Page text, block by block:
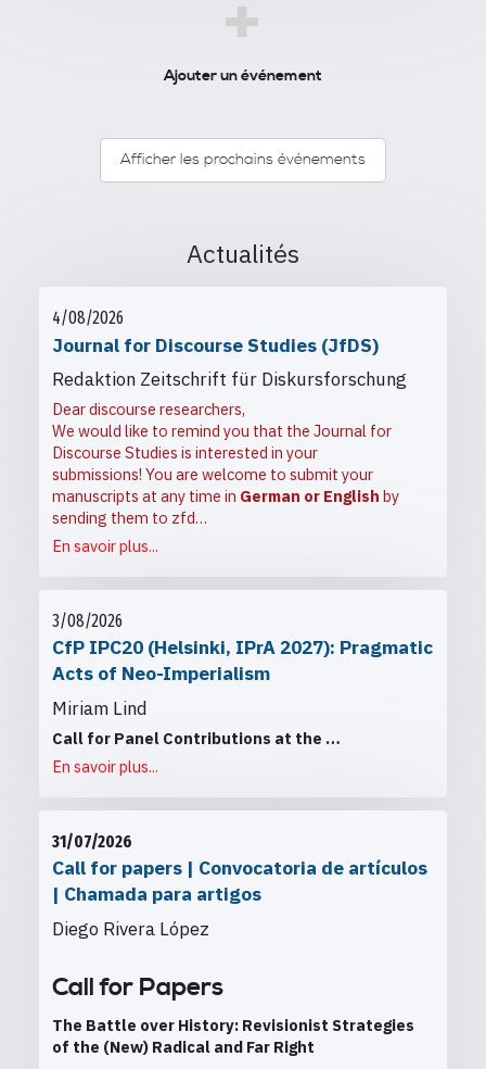
+
Ajouter un événement
Afficher les prochains événements
Actualités
4/08/2026
Journal for Discourse Studies (JfDS)
Redaktion Zeitschrift für Diskursforschung
Dear discourse researchers,
We would like to remind you that the Journal for
Discourse Studies is interested in your
submissions! You are welcome to submit your
manuscripts at any time in German or English by
sending them to zfd…
En savoir plus...
3/08/2026
CfP IPC20 (Helsinki, IPrA 2027): Pragmatic
Acts of Neo-Imperialism
Miriam Lind
Call for Panel Contributions at the …
En savoir plus...
31/07/2026
Call for papers | Convocatoria de artículos
| Chamada para artigos
Diego Rivera López
Call for Papers
The Battle over History: Revisionist Strategies
of the (New) Radical and Far Right